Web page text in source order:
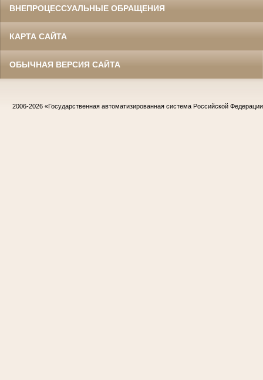
ВНЕПРОЦЕССУАЛЬНЫЕ ОБРАЩЕНИЯ
КАРТА САЙТА
ОБЫЧНАЯ ВЕРСИЯ САЙТА
2006-2026 «Государственная автоматизированная система Российской